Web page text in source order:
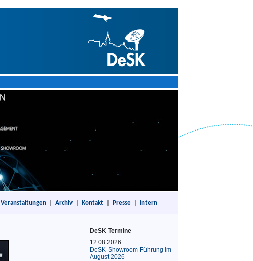
Veranstaltungen Archiv Kontakt Presse Intern
DeSK Termine
12.08.2026
DeSK-Showroom-Führung im
August 2026